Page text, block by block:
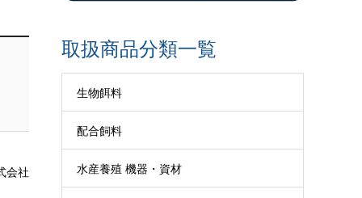
会社
取扱商品分類一覧
生物餌料
配合飼料
水産養殖 機器・資材